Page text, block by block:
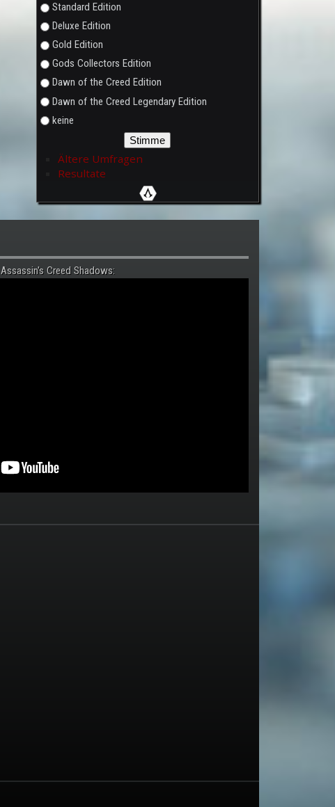
Auswahlmöglichkeiten
Standard Edition
Deluxe Edition
Gold Edition
Gods Collectors Edition
Dawn of the Creed Edition
Dawn of the Creed Legendary Edition
keine
Ältere Umfragen
Resultate
Assassin's Creed Shadows: